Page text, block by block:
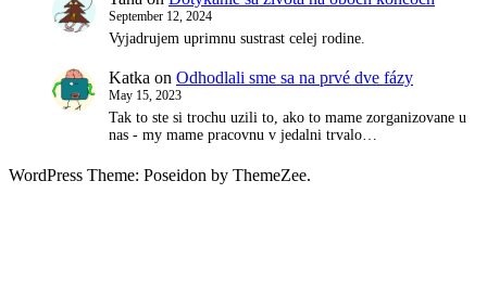
September 12, 2024
Vyjadrujem uprimnu sustrast celej rodine.
Katka on Odhodlali sme sa na prvé dve fázy
May 15, 2023
Tak to ste si trochu uzili to, ako to mame zorganizovane u
nas - my mame pracovnu v jedalni trvalo…
WordPress Theme: Poseidon by ThemeZee.